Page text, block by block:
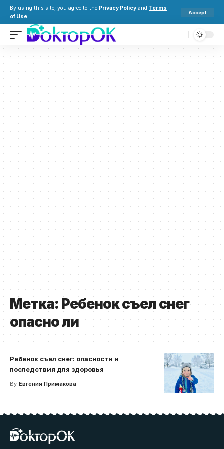
By using this site, you agree to the Privacy Policy and Terms
of Use.
Accept
Метка: Ребенок съел снег
опасно ли
Ребенок съел снег: опасности и
последствия для здоровья
By Евгения Примакова